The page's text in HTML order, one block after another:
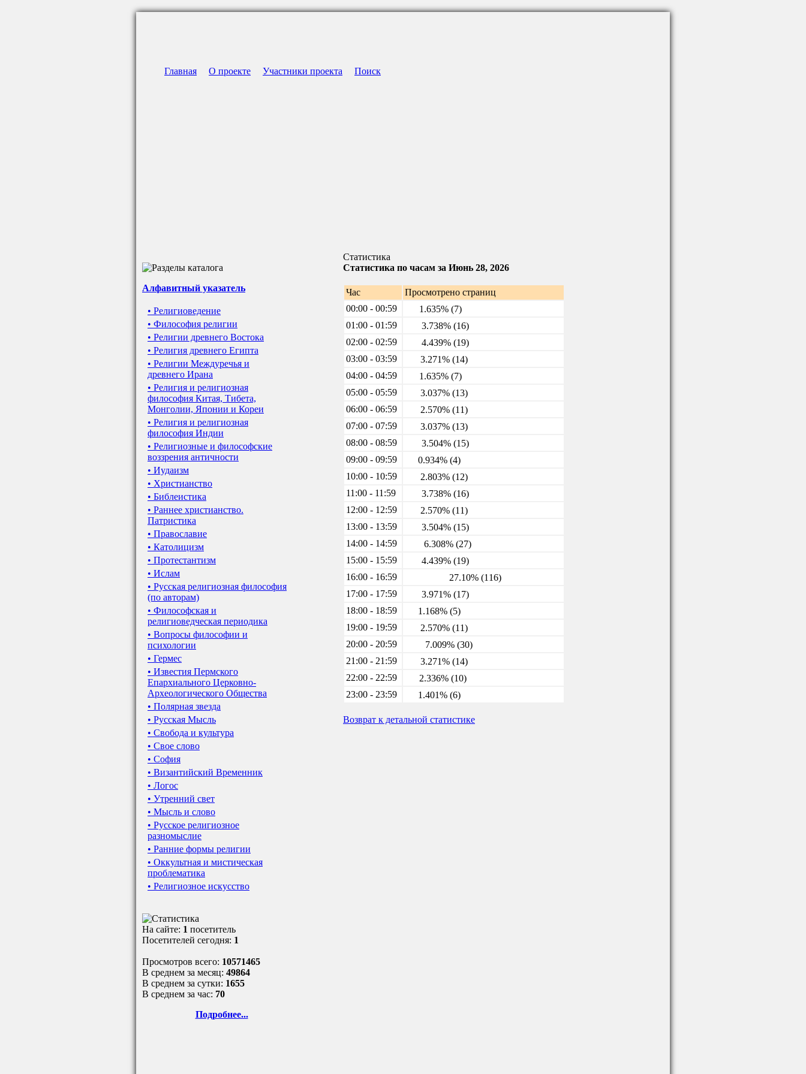
Главная О проекте Участники проекта Поиск
Алфавитный указатель
• Религиоведение
• Философия религии
• Религии древнего Востока
• Религия древнего Египта
• Религии Междуречья и
древнего Ирана
• Религия и религиозная
философия Китая, Тибета,
Монголии, Японии и Кореи
• Религия и религиозная
философия Индии
• Религиозные и философские
воззрения античности
• Иудаизм
• Христианство
• Библеистика
• Раннее христианство.
Патристика
• Православие
• Католицизм
• Протестантизм
• Ислам
• Русская религиозная философия
(по авторам)
• Философская и
религиоведческая периодика
• Вопросы философии и
психологии
• Гермес
• Известия Пермского
Епархиального Церковно-
Археологического Общества
• Полярная звезда
• Русская Мысль
• Свобода и культура
• Свое слово
• София
• Византийский Временник
• Логос
• Утренний свет
• Мысль и слово
• Русское религиозное
разномыслие
• Ранние формы религии
• Оккультная и мистическая
проблематика
• Религиозное искусство
На сайте: 1 посетитель
Посетителей сегодня: 1
Просмотров всего: 10571465
В среднем за месяц: 49864
В среднем за сутки: 1655
В среднем за час: 70
Подробнее...
Статистика
Статистика по часам за Июнь 28, 2026
Час
Просмотрено страниц
00:00 - 00:59
1.635% (7)
01:00 - 01:59
3.738% (16)
02:00 - 02:59
4.439% (19)
03:00 - 03:59
3.271% (14)
04:00 - 04:59
1.635% (7)
05:00 - 05:59
3.037% (13)
06:00 - 06:59
2.570% (11)
07:00 - 07:59
3.037% (13)
08:00 - 08:59
3.504% (15)
09:00 - 09:59
0.934% (4)
10:00 - 10:59
2.803% (12)
11:00 - 11:59
3.738% (16)
12:00 - 12:59
2.570% (11)
13:00 - 13:59
3.504% (15)
14:00 - 14:59
6.308% (27)
15:00 - 15:59
4.439% (19)
16:00 - 16:59
27.10% (116)
17:00 - 17:59
3.971% (17)
18:00 - 18:59
1.168% (5)
19:00 - 19:59
2.570% (11)
20:00 - 20:59
7.009% (30)
21:00 - 21:59
3.271% (14)
22:00 - 22:59
2.336% (10)
23:00 - 23:59
1.401% (6)
Возврат к детальной статистике